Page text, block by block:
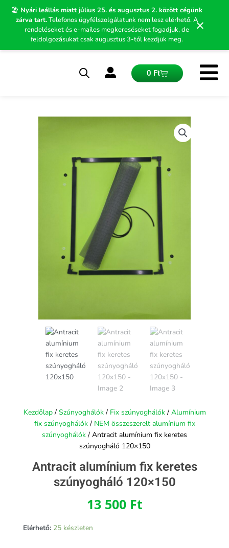
🏖️ Nyári leállás miatt július 25. és augusztus 2. között cégünk
zárva tart.Telefonos ügyfélszolgálatunk nem lesz elérhető. A
rendeléseket és e-mailes megkereséseket fogadjuk, de
feldolgozásukat csak augusztus 3-tól kezdjük meg.
×
Skip
0 FtKosár
Kezdőlap/ Szúnyoghálók/ Fix szúnyoghálók/ Alumínium
fix szúnyoghálók/ NEM összeszerelt alumínium fix
szúnyoghálók / Antracit alumínium fix keretes
szúnyogháló 120×150
Antracit alumínium fix keretes
szúnyogháló 120×150
13 500 Ft
Elérhető: 25 készleten